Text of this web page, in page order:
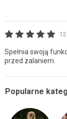
Spełnia swoją
przed zalaniem.
Popularne